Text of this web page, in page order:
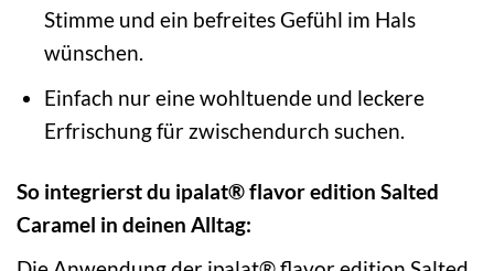
Stimme und ein befreites Gefühl im Hals
wünschen.
Einfach nur eine wohltuende und leckere
Erfrischung für zwischendurch suchen.
So integrierst du ipalat® flavor edition Salted
Caramel in deinen Alltag: